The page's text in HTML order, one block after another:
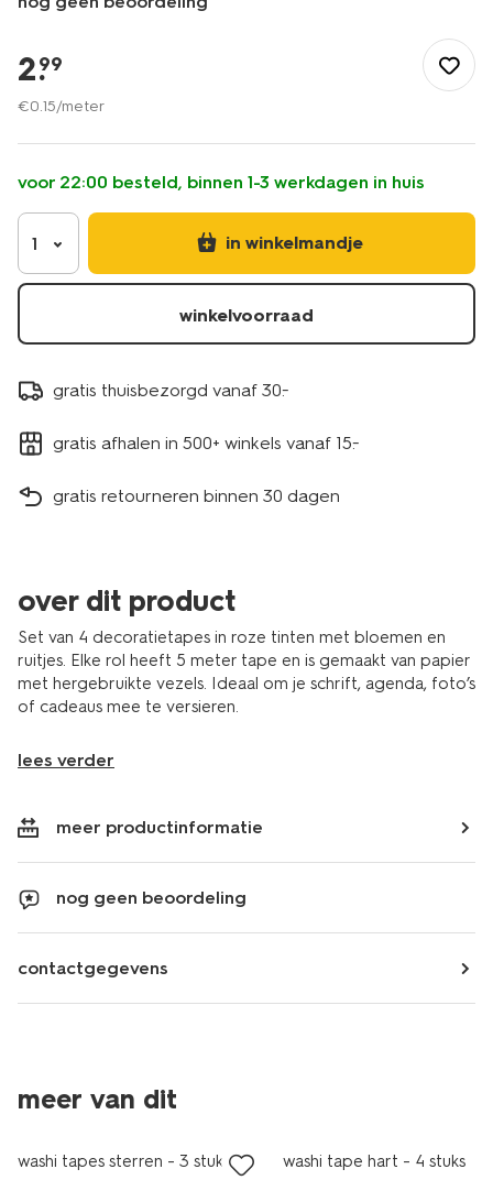
hobby/knutselen/washi-
tape/washi-
tape-
bloemen-
-4-
stuks-
14504748.html
2.
99
€0.15/meter
voor 22:00 besteld, binnen 1-3 werkdagen in huis
1 in winkelmandje
winkelvoorraad
gratis thuisbezorgd vanaf 30.-
gratis afhalen in 500+ winkels vanaf 15.-
gratis retourneren binnen 30 dagen
over dit product
Set van 4 decoratietapes in roze tinten met bloemen en
ruitjes. Elke rol heeft 5 meter tape en is gemaakt van papier
met hergebruikte vezels. Ideaal om je schrift, agenda, foto’s
of cadeaus mee te versieren.
lees verder
meer productinformatie
nog geen beoordeling
contactgegevens
meer van dit
laag geprijsd
washi tapes sterren - 3 stuks washi tape hart - 4 stuks